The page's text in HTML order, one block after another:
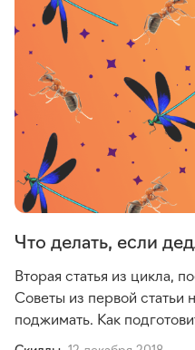
Что делать, если
Вторая статья из цикла,
Советы из первой статьи
поджимать. Как